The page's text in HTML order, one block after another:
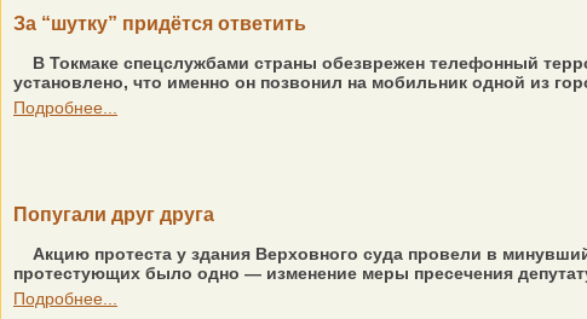
За “шутку” придётся ответить
В Токмаке спецслужбами страны обезврежен телефонный
установлено, что именно он позвонил на мобильник одной из
Подробнее...
Попугали друг друга
Акцию протеста у здания Верховного суда провели в
протестующих было одно — изменение меры пресечения
Подробнее...